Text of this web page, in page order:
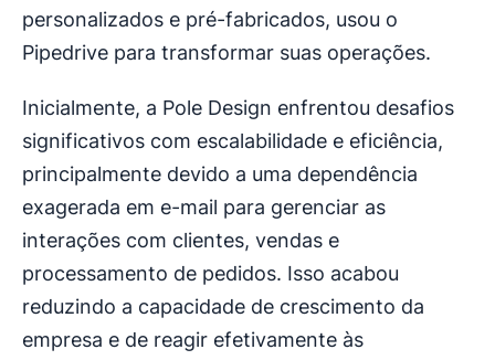
personalizados e pré-fabricados, usou o
Pipedrive para transformar suas operações.
Inicialmente, a Pole Design enfrentou desafios
significativos com escalabilidade e eficiência,
principalmente devido a uma dependência
exagerada em e-mail para gerenciar as
interações com clientes, vendas e
processamento de pedidos. Isso acabou
reduzindo a capacidade de crescimento da
empresa e de reagir efetivamente às